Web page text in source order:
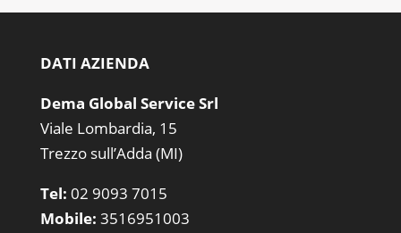
DATI AZIENDA
Dema Global Service Srl
Viale Lombardia, 15
Trezzo sull’Adda (MI)
Tel: 02 9093 7015
Mobile: 3516951003